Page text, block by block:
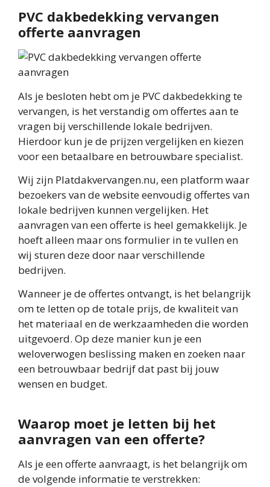
PVC dakbedekking vervangen
offerte aanvragen
Als je besloten hebt om je PVC dakbedekking te
vervangen, is het verstandig om offertes aan te
vragen bij verschillende lokale bedrijven.
Hierdoor kun je de prijzen vergelijken en kiezen
voor een betaalbare en betrouwbare specialist.
Wij zijn Platdakvervangen.nu, een platform waar
bezoekers van de website eenvoudig offertes van
lokale bedrijven kunnen vergelijken. Het
aanvragen van een offerte is heel gemakkelijk. Je
hoeft alleen maar ons formulier in te vullen en
wij sturen deze door naar verschillende
bedrijven.
Wanneer je de offertes ontvangt, is het belangrijk
om te letten op de totale prijs, de kwaliteit van
het materiaal en de werkzaamheden die worden
uitgevoerd. Op deze manier kun je een
weloverwogen beslissing maken en zoeken naar
een betrouwbaar bedrijf dat past bij jouw
wensen en budget.
Waarop moet je letten bij het
aanvragen van een offerte?
Als je een offerte aanvraagt, is het belangrijk om
de volgende informatie te verstrekken: